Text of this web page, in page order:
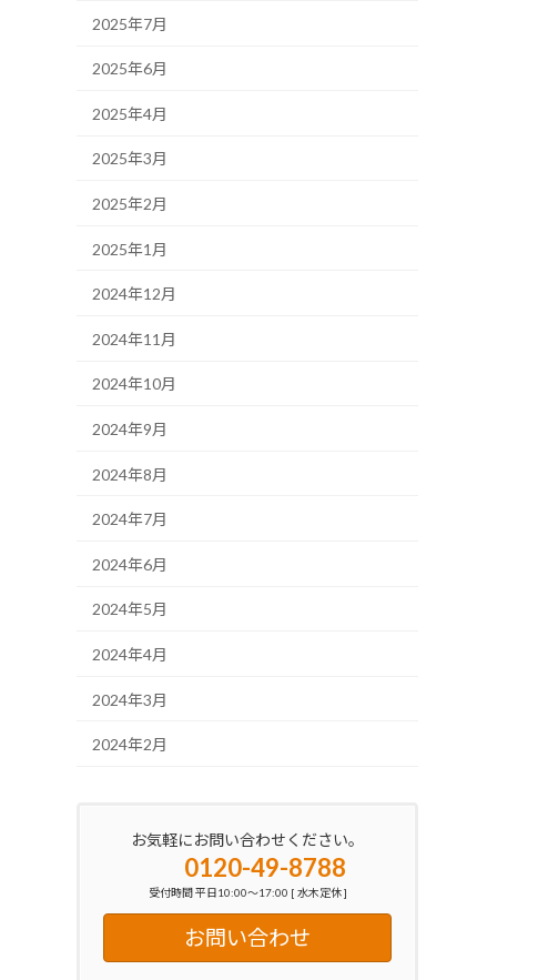
2025年7月
2025年6月
2025年4月
2025年3月
2025年2月
2025年1月
2024年12月
2024年11月
2024年10月
2024年9月
2024年8月
2024年7月
2024年6月
2024年5月
2024年4月
2024年3月
2024年2月
お気軽にお問い合わせください。
0120-49-8788
受付時間 平日10:00～17:00 [ 水木定休 ]
お問い合わせ